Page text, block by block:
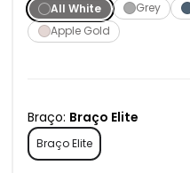
All White Grey
Apple Gold
Braço: Braço Elite
Braço Elite